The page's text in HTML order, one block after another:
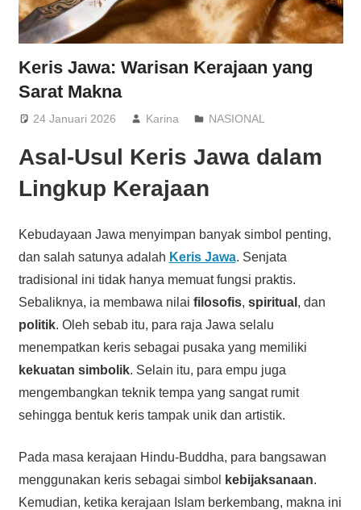
Keris Jawa: Warisan Kerajaan yang
Sarat Makna
24 Januari 2026 Karina NASIONAL
Asal-Usul Keris Jawa dalam
Lingkup Kerajaan
Kebudayaan Jawa menyimpan banyak simbol penting,
dan salah satunya adalah Keris Jawa. Senjata
tradisional ini tidak hanya memuat fungsi praktis.
Sebaliknya, ia membawa nilai filosofis, spiritual , dan
politik. Oleh sebab itu, para raja Jawa selalu
menempatkan keris sebagai pusaka yang memiliki
kekuatan simbolik. Selain itu, para empu juga
mengembangkan teknik tempa yang sangat rumit
sehingga bentuk keris tampak unik dan artistik.
Pada masa kerajaan Hindu-Buddha, para bangsawan
menggunakan keris sebagai simbol
kebijaksanaan.
Kemudian, ketika kerajaan Islam berkembang, makna ini